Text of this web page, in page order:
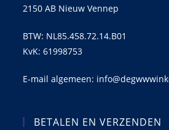
2150 AB Nieuw Vennep
BTW: NL85.458.72.14.B01
KvK: 61998753
E-mail algemeen:
BETALEN EN VERZENDEN